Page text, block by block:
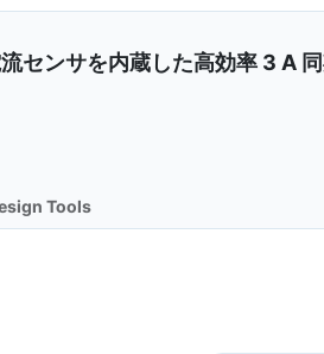
センサを内蔵した高効率 3 A
Tools